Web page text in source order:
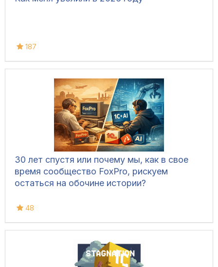
187
30 лет спустя или почему мы, как в свое
время сообщество FoxPro, рискуем
остаться на обочине истории?
48